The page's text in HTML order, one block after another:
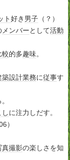
ト好き 男子 （？）
メンバーとして活動
較的多趣味。
築設計業務に従事す
しに注力しだす。
）
真撮影の楽しさを知